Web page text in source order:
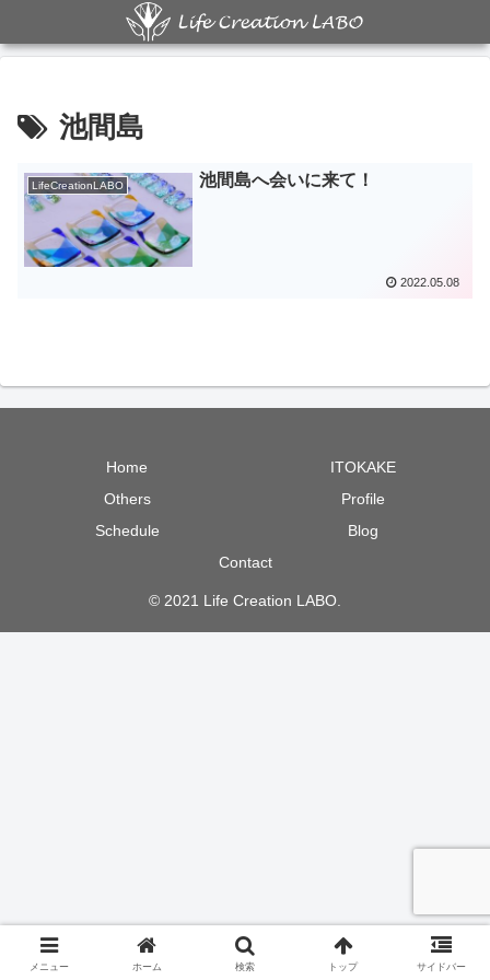
池間島
LifeCreationLABO 池間島へ会いに来て！
2022.05.08
Home
ITOKAKE
Others
Profile
Schedule
Blog
Contact
© 2021 Life Creation LABO.
メニュー ホーム 検索 トップ サイドバー